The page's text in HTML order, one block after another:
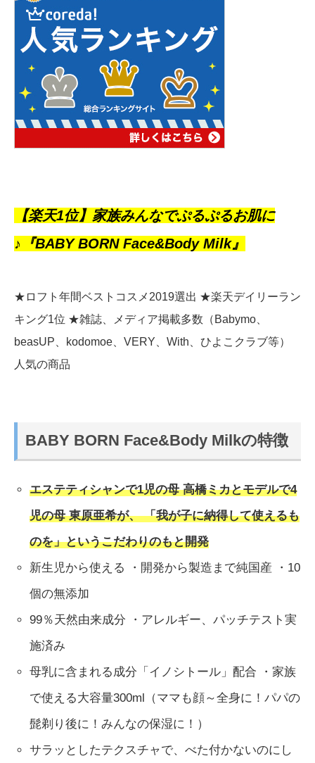
【楽天1位】家族みんなでぷるぷるお肌に
♪『BABY BORN Face&Body Milk』
★ロフト年間ベストコスメ2019選出 ★楽天デイリーラン
キング1位 ★雑誌、メディア掲載多数（Babymo、
beasUP、kodomoe、VERY、With、ひよこクラブ等）
人気の商品
BABY BORN Face&Body Milkの特徴
エステティシャンで1児の母 高橋ミカとモデルで4
児の母 東原亜希が、 「我が子に納得して使えるも
のを」というこだわりのもと開発
新生児から使える ・開発から製造まで純国産 ・10
個の無添加
99％天然由来成分 ・アレルギー、パッチテスト実
施済み
母乳に含まれる成分「イノシトール」配合 ・家族
で使える大容量300ml（ママも顔～全身に！パパの
髭剃り後に！みんなの保湿に！）
サラッとしたテクスチャで、べた付かないのにし